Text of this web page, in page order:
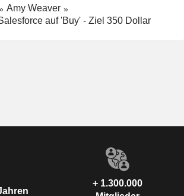
Amy Weaver
auf 'Buy' - Ziel 350 Dollar
+ 1.300.000